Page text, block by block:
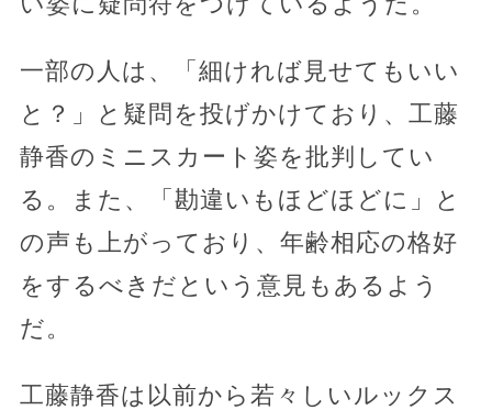
一部の人は、「細ければ見せてもいい
と？」と疑問を投げかけており、工藤
静香のミニスカート姿を批判してい
る。また、「勘違いもほどほどに」と
の声も上がっており、年齢相応の格好
をするべきだという意見もあるよう
だ。
工藤静香は以前から若々しいルックス